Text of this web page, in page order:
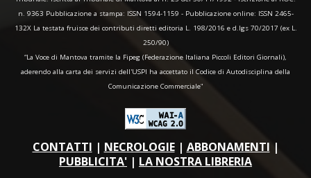
n. 9363 Pubblicazione a stampa: ISSN 1594-1159 - Pubblicazione online: ISSN 2465-
132X La testata fruisce dei contributi diretti editoria L. 198/2016 e d.lgs 70/2017 (ex L.
250/90)
“La Voce di Mantova tramite la Fipeg (Federazione Italiana Piccoli Editori Giornali),
aderendo alla carta dei servizi dell'USPI ha accettato il Codice di Autodisciplina della
Comunicazione Commerciale"
CONTATTI | NECROLOGIE| ABBONAMENTI |
PUBBLICITA' | LA NOSTRA LIBRERIA